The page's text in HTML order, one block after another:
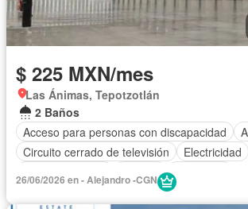
$ 225 MXN/mes
Las Ánimas, Tepotzotlán
2 Baños
Acceso para personas con discapacidad
Circuito cerrado de televisión
Electricidad
26/06/2026 en - Alejandro -CGN